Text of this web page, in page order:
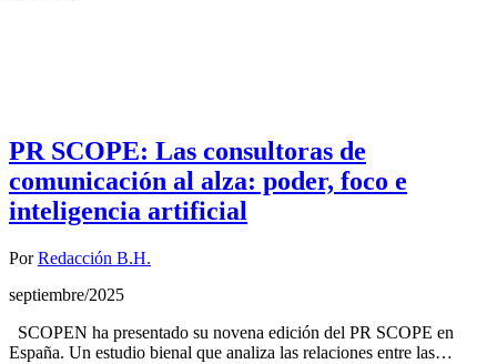
PR SCOPE: Las consultoras de
comunicación al alza: poder, foco e
inteligencia artificial
PorRedacción B.H.
septiembre/2025
SCOPEN ha presentado su novena edición del PR SCOPE en
España. Un estudio bienal que analiza las relaciones entre las…